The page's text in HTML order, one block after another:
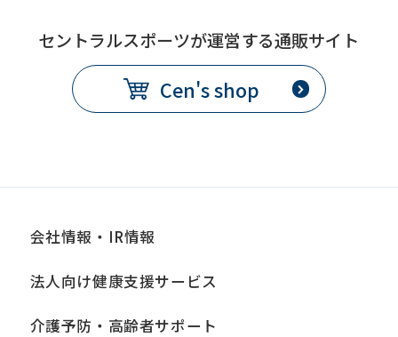
セントラルスポーツが運営する通販サイト
Cen's shop
会社情報・IR情報
法人向け健康支援サービス
介護予防・高齢者サポート